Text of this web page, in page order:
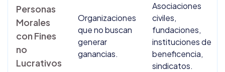
Personas
Morales
con Fines
no
Lucrativos
Organizaciones
que no buscan
generar
ganancias.
Asociaciones
civiles,
fundaciones,
instituciones de
beneficencia,
sindicatos.